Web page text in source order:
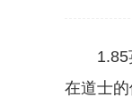
1.85英
在道士